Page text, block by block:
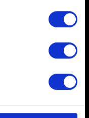
法と設定を行って
も同意を変更また
Cookieは、ウェブ
ンとして技術的お
様が興味を持ちそ